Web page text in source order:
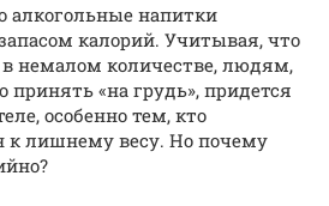
алкогольные напитки
калорий. Учитывая, что
немалом количестве, людям,
«на грудь», придется
особенно тем, кто
к лишнему весу. Но почему